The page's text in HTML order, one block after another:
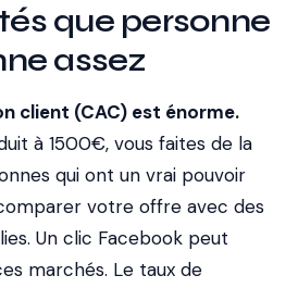
que personne
assez
client (CAC) est énorme.
à 1500€, vous faites de la
qui ont un vrai pouvoir
votre offre avec des
Un clic Facebook peut
marchés. Le taux de